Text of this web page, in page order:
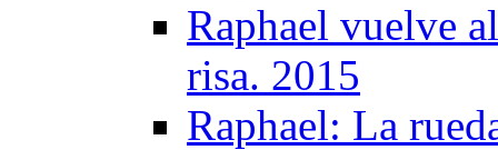
Raphael vuelve
risa. 2015
Raphael: La